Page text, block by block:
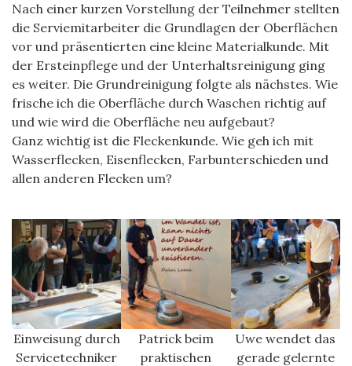
Nach einer kurzen Vorstellung der Teilnehmer stellten
die Serviemitarbeiter die Grundlagen der Oberflächen
vor und präsentierten eine kleine Materialkunde. Mit
der Ersteinpflege und der Unterhaltsreinigung ging
es weiter. Die Grundreinigung folgte als nächstes. Wie
frische ich die Oberfläche durch Waschen richtig auf
und wie wird die Oberfläche neu aufgebaut?
Ganz wichtig ist die Fleckenkunde. Wie geh ich mit
Wasserflecken, Eisenflecken, Farbunterschieden und
allen anderen Flecken um?
Einweisung durch
Servicetechniker
Patrick beim
praktischen
Uwe wendet das
gerade gelernte